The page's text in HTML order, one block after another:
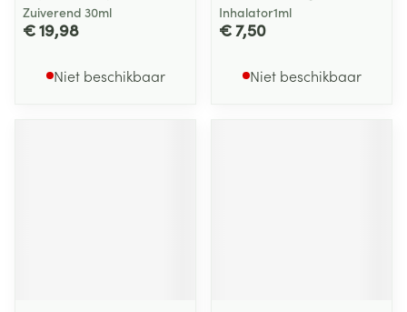
Zuiverend 30ml
€ 19,98
Niet beschikbaar
Inhalator1ml
€ 7,50
Niet beschikbaar